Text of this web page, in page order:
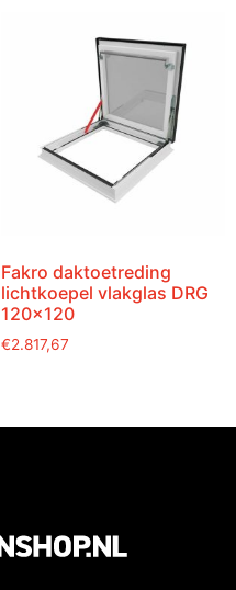
Fakro daktoetreding
lichtkoepel vlakglas DRG
120×120
€2.817,67